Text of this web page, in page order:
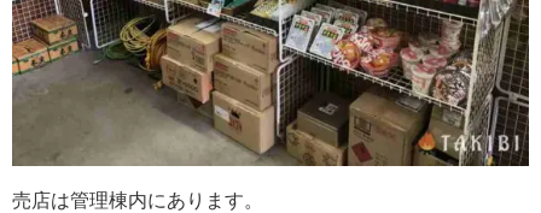
売店は管理棟内にあります。